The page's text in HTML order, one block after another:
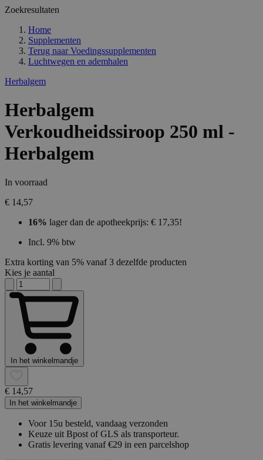
Zoekresultaten
Home
Supplementen
Terug naar Voedingssupplementen
Luchtwegen en ademhalen
Herbalgem
Herbalgem
Verkoudheidssiroop 250 ml -
Herbalgem
In voorraad
€ 14,57
16% lager dan de apotheekprijs: € 17,35!
Incl. 9% btw
Extra korting van 5% vanaf 3 dezelfde producten
Kies je aantal
In het winkelmandje
€ 14,57
In het winkelmandje
Voor 15u besteld, vandaag verzonden
Keuze uit Bpost of GLS als transporteur.
Gratis levering vanaf €29 in een parcelshop